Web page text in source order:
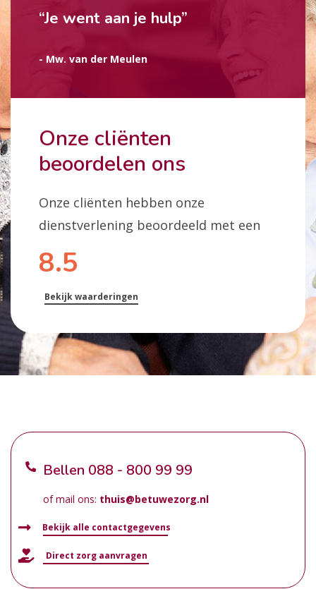
Onze cliënten
beoordelen ons
Onze cliënten hebben onze
dienstverlening beoordeeld met een
8.5
Bekijk waarderingen
“Je went aan je hulp”
- Mw. van der Meulen
Bellen 088 - 800 99 99
of mail ons: thuis@betuwezorg.nl
Bekijk alle contactgegevens
Direct zorg aanvragen